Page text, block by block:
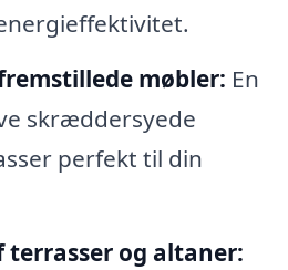
møbler: En
skræddersyede
perfekt til din
terrasser og altaner: